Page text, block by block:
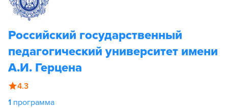
Российский государственный
педагогический университет имени
А.И. Герцена
4.3
1 программа